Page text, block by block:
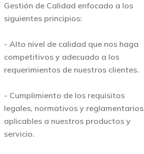
Gestión de Calidad enfocado a los
siguientes principios:
- Alto nivel de calidad que nos haga
competitivos y adecuado a los
requerimientos de nuestros clientes.
- Cumplimiento de los requisitos
legales, normativos y reglamentarios
aplicables a nuestros productos y
servicio.